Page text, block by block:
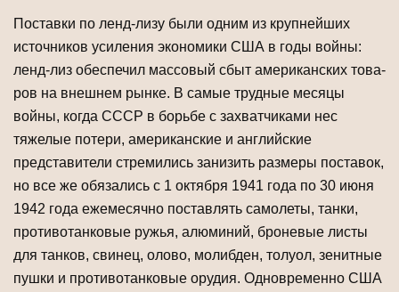
Поставки по ленд-лизу были одним из крупнейших
источников усиления эконо­мики США в годы войны:
ленд-лиз обеспечил массовый сбыт американских това­
ров на внешнем рынке. В самые трудные месяцы
войны, когда СССР в борьбе с захватчиками нес
тяжелые потери, американские и английские
представители стремились занизить размеры поставок,
но все же обязались с 1 октября 1941 го­да по 30 июня
1942 года ежемесячно поставлять самолеты, танки,
противотанко­вые ружья, алюминий, броневые листы
для танков, свинец, олово, молибден, толуол, зенитные
пушки и противотанковые орудия. Одновременно США